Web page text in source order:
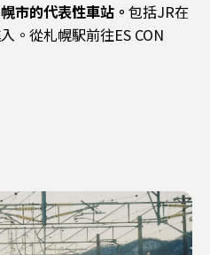
市的代表性車站。 包括JR在
。從札幌駅前往ES CON